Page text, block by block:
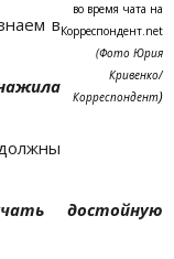
во время чата на
Корреспондент.net
(Фото Юрия
Кривенко/
Корреспондент)
в
достойную